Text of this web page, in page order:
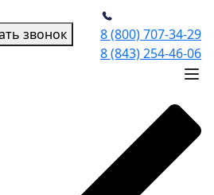
звонок
8 (800) 707-34-29
8 (843) 254-46-06